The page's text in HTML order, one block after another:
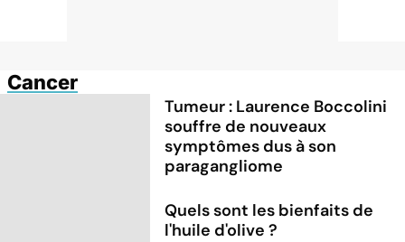
Cancer
Tumeur : Laurence Boccolini
souffre de nouveaux
symptômes dus à son
paragangliome
Quels sont les bienfaits de
l'huile d'olive ?